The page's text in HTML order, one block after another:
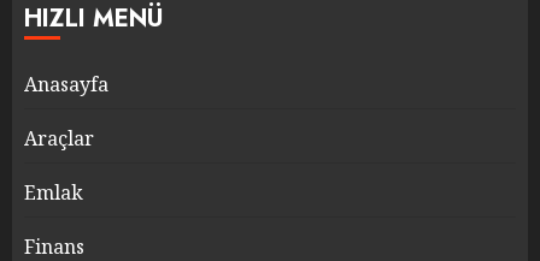
HIZLI MENÜ
Anasayfa
Araçlar
Emlak
Finans